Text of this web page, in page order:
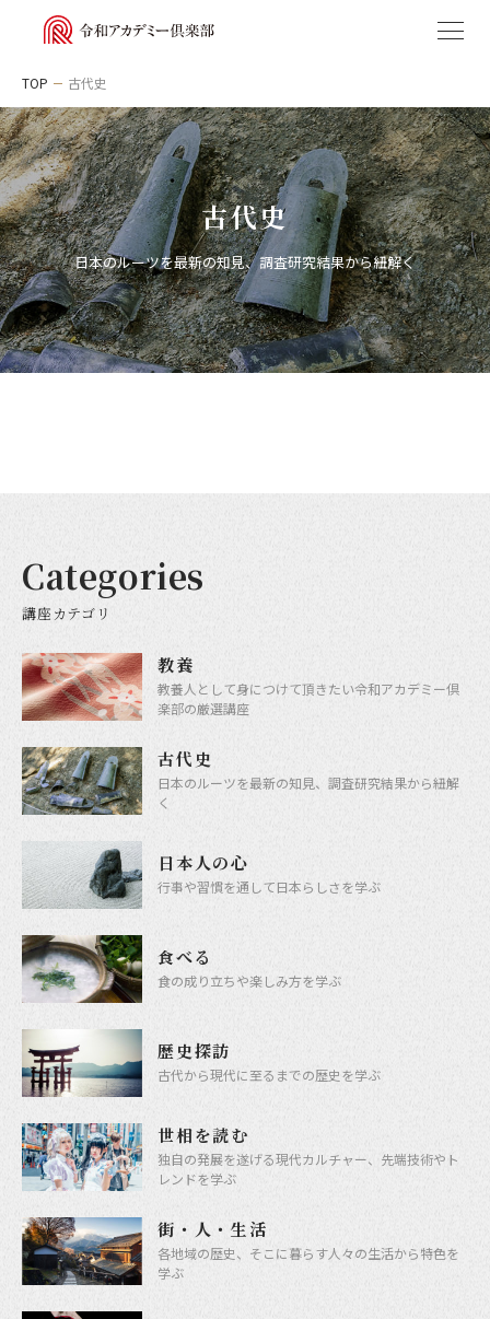
私たちについて
講座
カテゴリから選ぶ
教養
世相を読む
アクセス
お知らせ
Follow us
TOP 古代史
古代史
日本のルーツを最新の知見、調査研究結果から紐解く
Categories
講座カテゴリ
教養
教養人として身につけて頂きたい令和アカデミー倶
楽部の厳選講座
古代史
日本のルーツを最新の知見、調査研究結果から紐解
く
日本人の心
行事や習慣を通して日本らしさを学ぶ
食べる
食の成り立ちや楽しみ方を学ぶ
歴史探訪
古代から現代に至るまでの歴史を学ぶ
世相を読む
独自の発展を遂げる現代カルチャー、先端技術やト
レンドを学ぶ
街・人・生活
各地域の歴史、そこに暮らす人々の生活から特色を
学ぶ